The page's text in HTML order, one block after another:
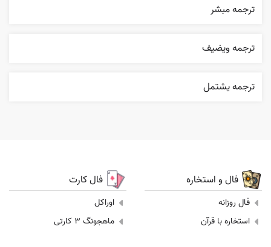
ترجمه مبشر
ترجمه ويضيف
ترجمه يشتمل
فال و استخاره
فال روزانه
استخاره با قرآن
فال کارت
اوراکل
ماهجونگ 3 کارتی